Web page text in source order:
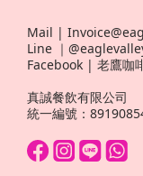
Mail |
Line ｜
Facebook | 老鷹咖
真誠餐飲有限公司
統一編號：